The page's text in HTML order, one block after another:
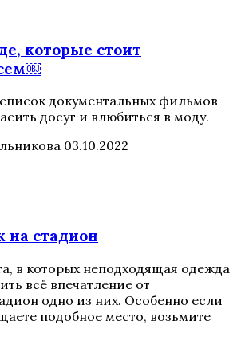
которые стоит
документальных фильмов
досуг и влюбиться в моду.
03.10.2022
на стадион
в которых неподходящая одежда
всё впечатление от
одно из них. Особенно если
подобное место, возьмите